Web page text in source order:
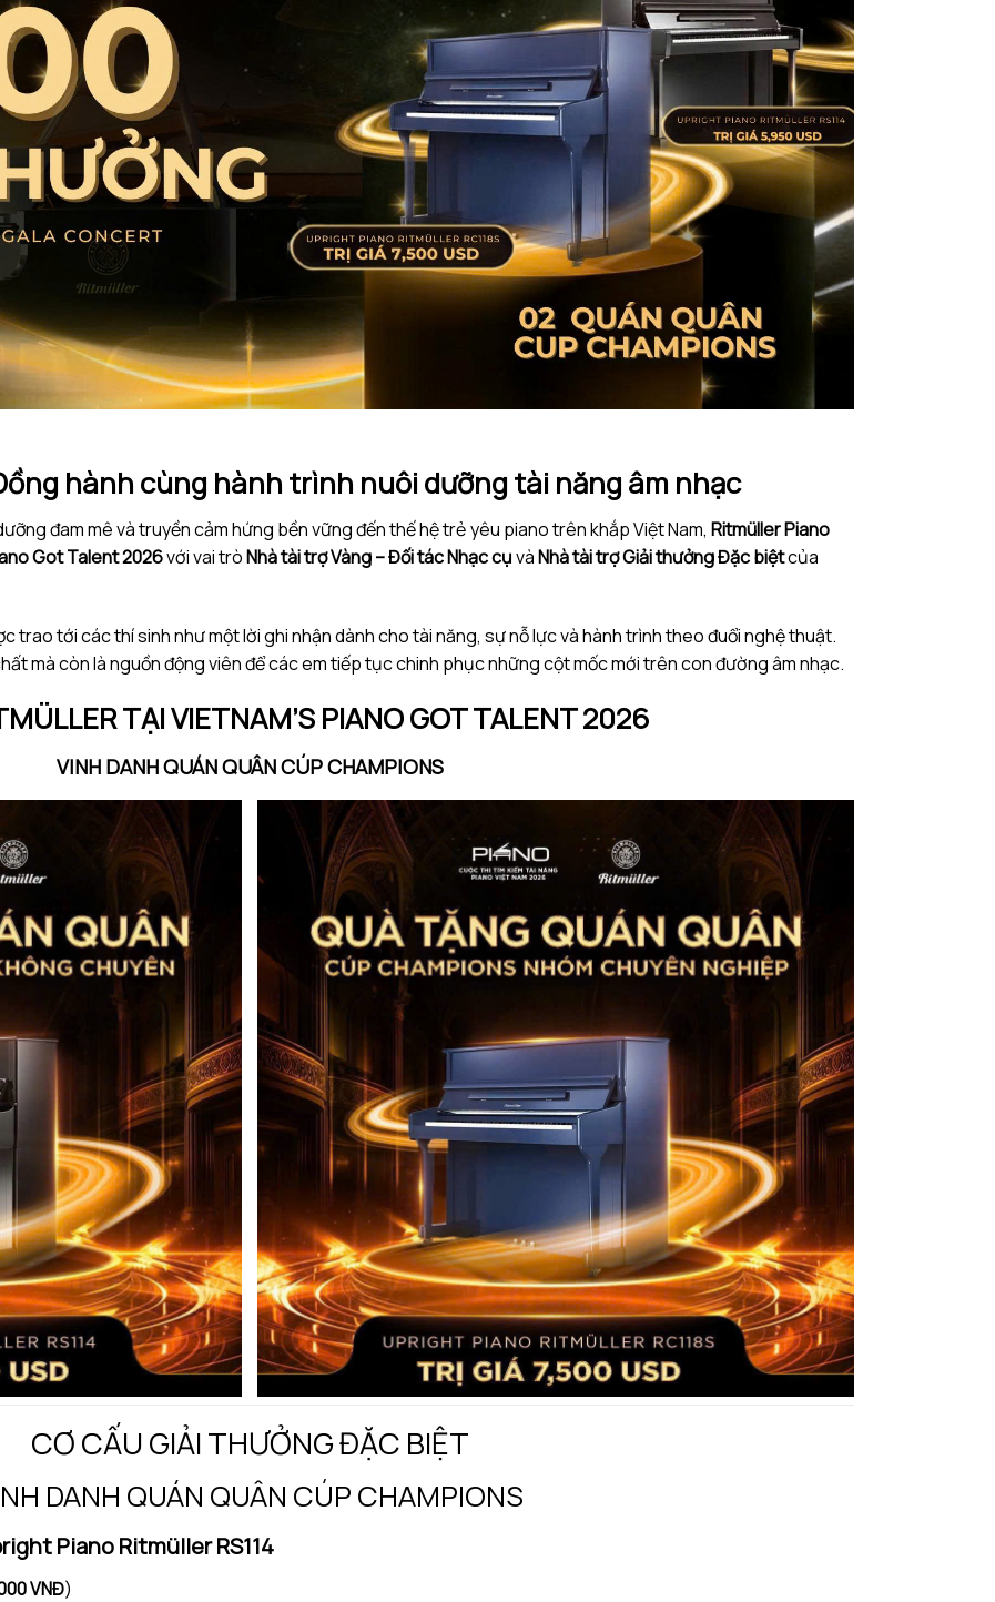
hành cùng hành trình nuôi dưỡng tài năng âm nhạc
đam mê và truyền cảm hứng bền vững đến thế hệ trẻ yêu piano trên khắp Việt Nam, Ritmüller Piano
Got Talent 2026với vai tròNhà tài trợ Vàng – Đối tác Nhạc cụvàNhà tài trợ Giải thưởng Đặc biệtcủa
trao tới các thí sinh như một lời ghi nhận dành cho tài năng, sự nỗ lực và hành trình theo đuổi nghệ thuật.
mà còn là nguồn động viên để các em tiếp tục chinh phục những cột mốc mới trên con đường âm nhạc.
TẠI VIETNAM’S PIANO GOT TALENT 2026
VINH DANH QUÁN QUÂN CÚP CHAMPIONS
CƠ CẤU GIẢI THƯỞNG ĐẶC BIỆT
DANH QUÁN QUÂN CÚP CHAMPIONS
Piano Ritmüller RS114
VNĐ)